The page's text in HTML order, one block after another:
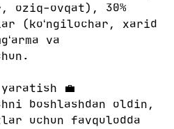
oziq-ovqat), 30%
(koʻngilochar, xarid
va
💼
boshlashdan oldin,
uchun favqulodda